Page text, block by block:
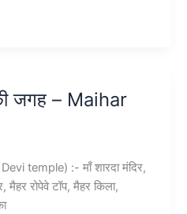
जगह – Maihar
temple) :- माँ शारदा मंदिर,
मैहर रोपेवे टॉप, मैहर किला,